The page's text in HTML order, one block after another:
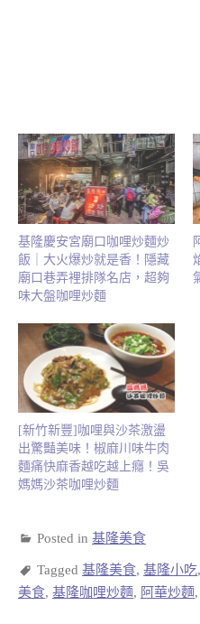
基隆慶安宮廟口咖哩炒麵炒
飯｜大火爆炒就是香！隱藏
廟口巷弄裡排隊名店，超夠
味大盤咖哩炒麵
[新竹新豐]咖哩與沙茶激盪
出驚豔美味！椒麻川味牛肉
麵痛快麻香越吃越上癮！吳
媽媽沙茶咖哩炒麵
Posted in 基隆美食
Tagged 基隆美食, 基隆小吃,
美食, 基隆咖哩炒麵, 阿華炒麵,